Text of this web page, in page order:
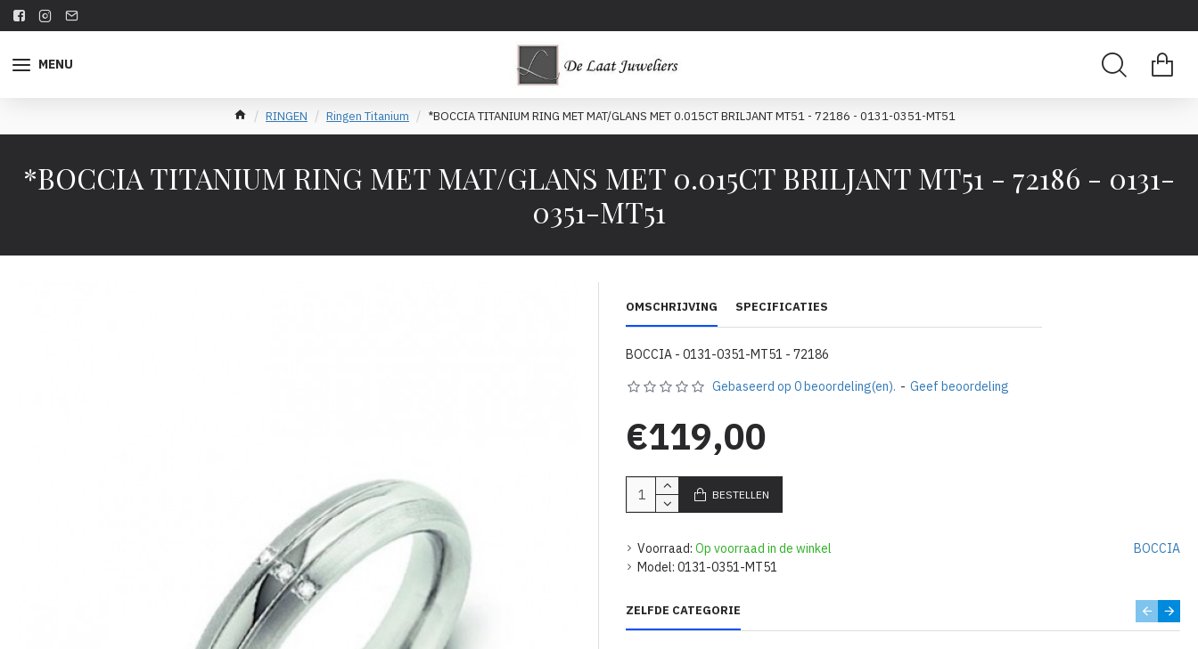
MENU
RINGEN Ringen Titanium *BOCCIA TITANIUM RING MET MAT/GLANS MET 0.015CT BRILJANT MT51 - 72186 - 0131-0351-MT51
*BOCCIA TITANIUM RING MET MAT/GLANS MET 0.015CT BRILJANT MT51 - 72186 - 0131-
0351-MT51
OMSCHRIJVING SPECIFICATIES
BOCCIA - 0131-0351-MT51 - 72186
Voorraad: Op voorraad in de winkel
Model: 0131-0351-MT51
BOCCIA
Gebaseerd op 0 beoordeling(en). - Geef beoordeling
€119,00
BESTELLEN
ZELFDE CATEGORIE